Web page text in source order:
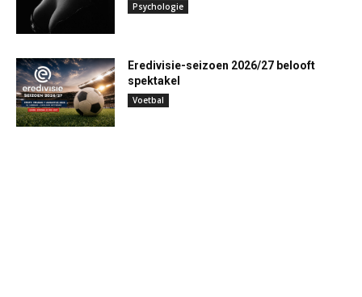
Psychologie
Eredivisie-seizoen 2026/27 belooft
spektakel
Voetbal